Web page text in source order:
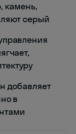
камень,
серый
добавляет
в